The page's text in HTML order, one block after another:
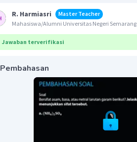
R. Harmiasri
Master Teacher
Mahasiswa/Alumni Universitas Negeri Semarang
Jawaban terverifikasi
Pembahasan